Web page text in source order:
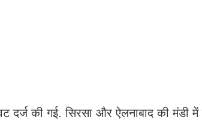
दर्ज की गई. सिरसा और ऐलनाबाद की मंडी